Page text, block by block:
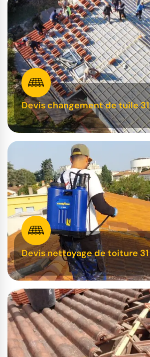
Devis changement de tuile 31
Devis nettoyage de toiture 31